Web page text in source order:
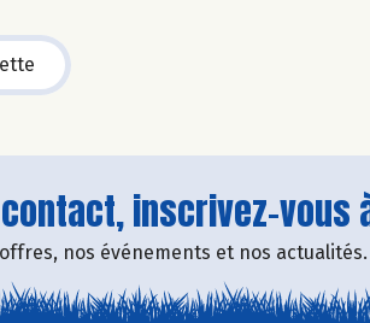
inscrivez-vous
nos événements et nos actualités.